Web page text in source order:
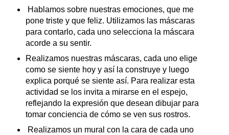
Hablamos sobre nuestras emociones, que me
pone triste y que feliz. Utilizamos las máscaras
para contarlo, cada uno selecciona la máscara
acorde a su sentir.
Realizamos nuestras máscaras, cada uno elige
como se siente hoy y así la construye y luego
explica porqué se siente así. Para realizar esta
actividad se los invita a mirarse en el espejo,
reflejando la expresión que desean dibujar para
tomar conciencia de cómo se ven sus rostros.
Realizamos un mural con la cara de cada uno